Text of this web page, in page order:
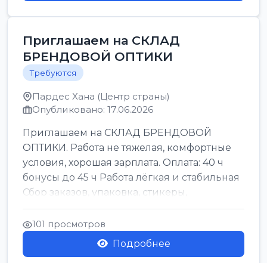
Приглашаем на СКЛАД
БРЕНДОВОЙ ОПТИКИ
Требуются
Пардес Хана (Центр страны)
Опубликовано: 17.06.2026
Приглашаем на СКЛАД БРЕНДОВОЙ
ОПТИКИ. Работа не тяжелая, комфортные
условия, хорошая зарплата. Оплата: 40 ч
бонусы до 45 ч Работа лёгкая и стабильная
Сбор заказов, упаковка, стикеры,
сортировка Воскре...
101 просмотров
Подробнее